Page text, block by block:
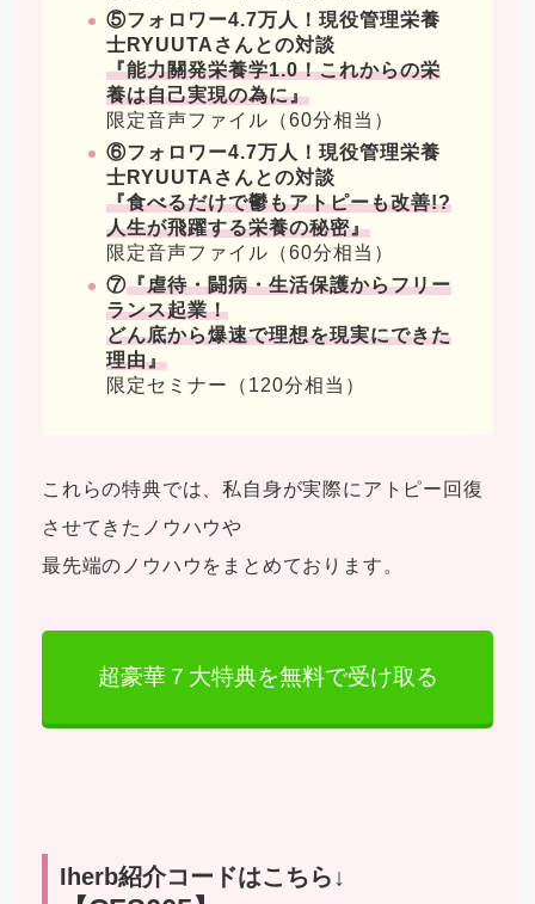
⑤フォロワー4.7万人！現役管理栄養
士RYUUTAさんとの対談
『能力關発栄養学1.0！これからの栄
養は自己実現の為に』
限定音声ファイル（60分相当）
⑥フォロワー4.7万人！現役管理栄養
士RYUUTAさんとの対談
『食べるだけで鬱もアトピーも改善!?
人生が飛躍する栄養の秘密』
限定音声ファイル（60分相当）
⑦『虐待・闘病・生活保護からフリー
ランス起業！
どん底から爆速で理想を現実にできた
理由』
限定セミナー（120分相当）
これらの特典では、私自身が実際にアトピー回復
させてきたノウハウや
最先端のノウハウをまとめております。
超豪華７大特典を無料で受け取る
Iherb紹介コードはこちら↓